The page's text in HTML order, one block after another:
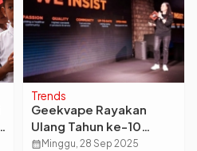
Trends
Geekvape Rayakan
Ulang Tahun ke-10
dengan Gelaran
calendar_month Minggu, 28 Sep 2025